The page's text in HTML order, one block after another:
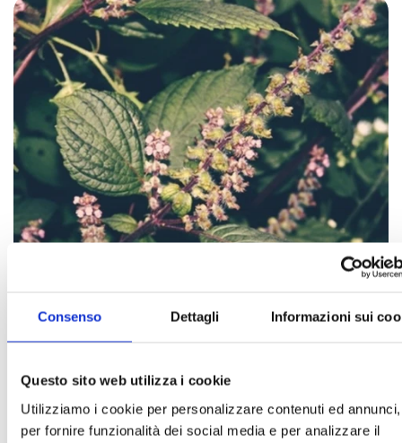
Consenso Dettagli Informazioni sui
Questo sito web utilizza i cookie
Utilizziamo i cookie per personalizzare contenuti ed annunci,
per fornire funzionalità dei social media e per analizzare il